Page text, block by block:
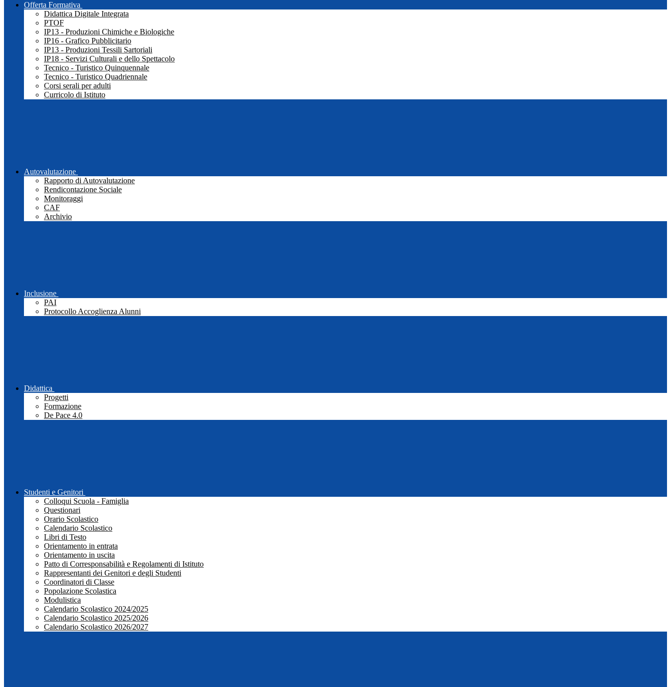
Offerta Formativa
Didattica Digitale Integrata
PTOF
IP13 - Produzioni Chimiche e Biologiche
IP16 - Grafico Pubblicitario
IP13 - Produzioni Tessili Sartoriali
IP18 - Servizi Culturali e dello Spettacolo
Tecnico - Turistico Quinquennale
Tecnico - Turistico Quadriennale
Corsi serali per adulti
Curricolo di Istituto
Autovalutazione
Rapporto di Autovalutazione
Rendicontazione Sociale
Monitoraggi
CAF
Archivio
Inclusione
PAI
Protocollo Accoglienza Alunni
Didattica
Progetti
Formazione
De Pace 4.0
Studenti e Genitori
Colloqui Scuola - Famiglia
Questionari
Orario Scolastico
Calendario Scolastico
Libri di Testo
Orientamento in entrata
Orientamento in uscita
Patto di Corresponsabilità e Regolamenti di Istituto
Rappresentanti dei Genitori e degli Studenti
Coordinatori di Classe
Popolazione Scolastica
Modulistica
Calendario Scolastico 2024/2025
Calendario Scolastico 2025/2026
Calendario Scolastico 2026/2027